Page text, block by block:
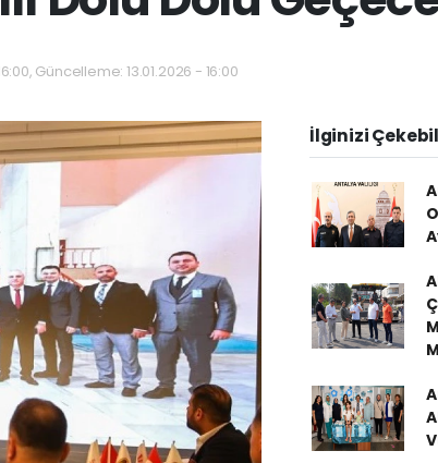
Güncelleme: 13.01.2026 - 16:00
İlginizi